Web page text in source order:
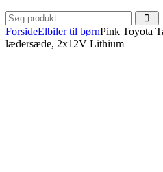
ForsideElbiler til børnPink Toyota
lædersæde, 2x12V Lithium